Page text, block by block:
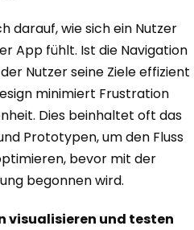
darauf, wie sich ein Nutzer
App fühlt. Ist die Navigation
Nutzer seine Ziele effizient
minimiert Frustration
Dies beinhaltet oft das
Prototypen, um den Fluss
bevor mit der
begonnen wird.
visualisieren und testen